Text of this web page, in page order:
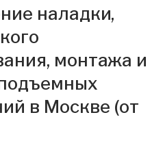
наладки,
монтажа и
в Москве (от